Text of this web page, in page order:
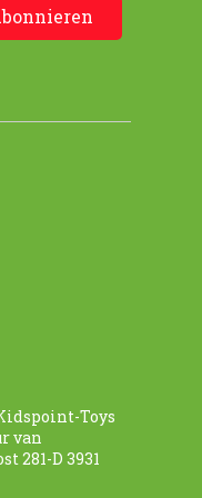
Toys
van
281-D 3931